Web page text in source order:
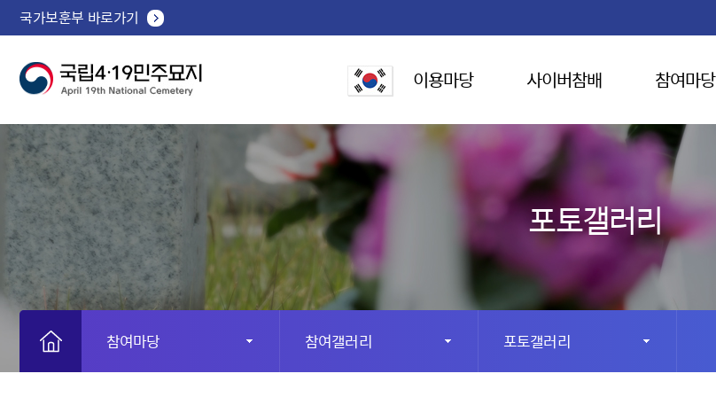
국가보훈부 바로가기
이용마당 사이버참배 참여마당
포토갤러리
참여마당 참여갤러리 포토갤러리